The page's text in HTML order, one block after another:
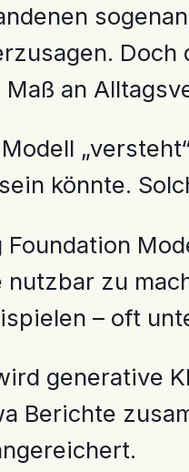
an
könnte.
nutzbar zu
– oft
generative
Berichte